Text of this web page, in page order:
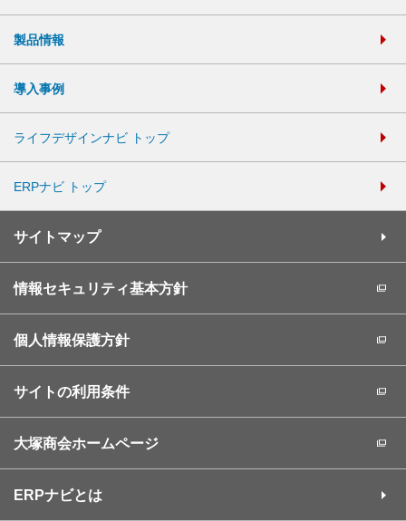
製品情報
導入事例
ライフデザインナビ トップ
ERPナビ トップ
サイトマップ
情報セキュリティ基本方針
個人情報保護方針
サイトの利用条件
大塚商会ホームページ
ERPナビとは